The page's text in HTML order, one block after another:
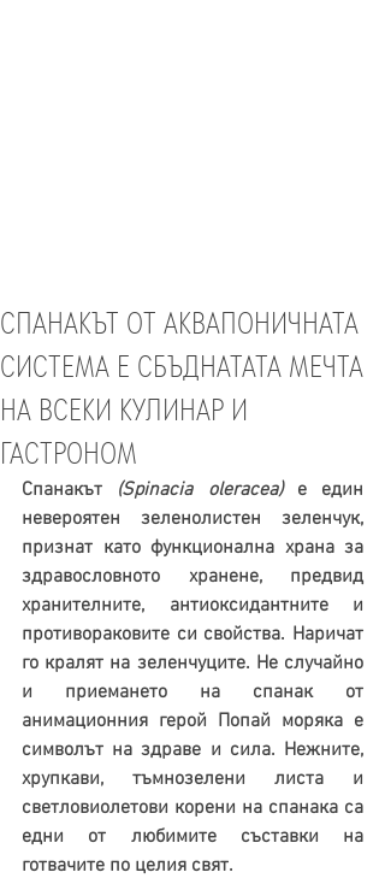
СПАНАКЪТ ОТ АКВАПОНИЧНАТА
СИСТЕМА Е СБЪДНАТАТА МЕЧТА
НА ВСЕКИ КУЛИНАР И
ГАСТРОНОМ
Спанакът (Spinacia oleracea) е един
невероятен зеленолистен зеленчук,
признат като функционална храна за
здравословното хранене, предвид
хранителните, антиоксидантните и
противораковите си свойства. Наричат
го кралят на зеленчуците. Не случайно
и приемането на спанак от
анимационния герой Попай моряка е
символът на здраве и сила. Нежните,
хрупкави, тъмнозелени листа и
светловиолетови корени на спанака са
едни от любимите съставки на
готвачите по целия свят.